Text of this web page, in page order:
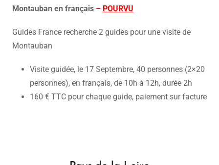
Montauban en français – POURVU
Guides France recherche 2 guides pour une visite de
Montauban
Visite guidée, le 17 Septembre, 40 personnes (2×20
personnes), en français, de 10h à 12h, durée 2h
160 € TTC pour chaque guide, paiement sur facture